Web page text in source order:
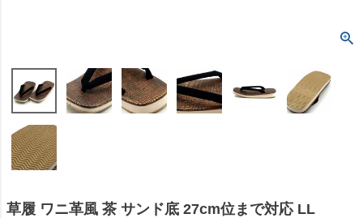
草履 ワニ革風 茶 サンド底 27cm位まで対応 LL